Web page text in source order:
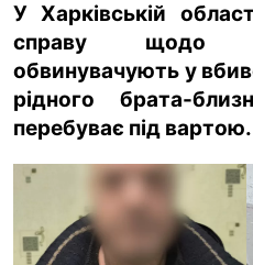
ua ru en
У Харківській
справу щодо
обвинувачують у
рідного брата-
перебуває під вартою.